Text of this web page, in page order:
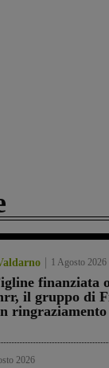
1 Agosto 2026
finanziata
il gruppo di
2026